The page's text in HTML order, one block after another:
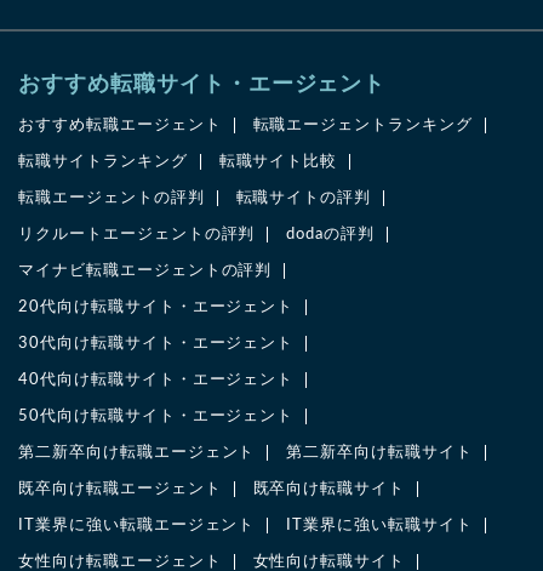
おすすめ転職サイト・エージェント
おすすめ転職エージェント 転職エージェントランキング
転職サイトランキング 転職サイト比較
転職エージェントの評判 転職サイトの評判
リクルートエージェントの評判 dodaの評判
マイナビ転職エージェントの評判
20代向け転職サイト・エージェント
30代向け転職サイト・エージェント
40代向け転職サイト・エージェント
50代向け転職サイト・エージェント
第二新卒向け転職エージェント 第二新卒向け転職サイト
既卒向け転職エージェント 既卒向け転職サイト
IT業界に強い転職エージェント IT業界に強い転職サイト
女性向け転職エージェント 女性向け転職サイト